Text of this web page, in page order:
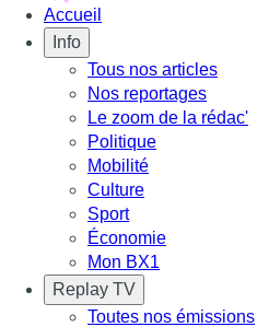
Accueil
Info
Tous nos articles
Nos reportages
Le zoom de la rédac'
Politique
Mobilité
Culture
Sport
Économie
Mon BX1
Replay TV
Toutes nos émissions